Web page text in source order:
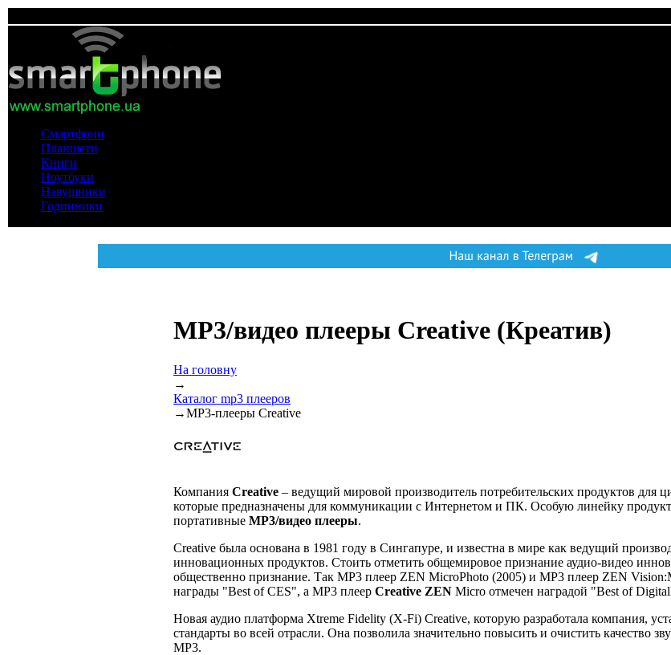
Смартфони
Планшети
Книги
Ноутбуки
Навушники
Годинники
MP3/видео плееры Creative (Креатив)
На головну
→
Каталог mp3 плееров
→MP3-плееры Creative
Компания Creative – ведущий мировой производитель потребительских продуктов для
которые предназначены для коммуникации с Интернетом и ПК. Особую линейку
портативные MP3/видео плееры.
Creative была основана в 1981 году в Сингапуре, и известна в мире как ведущий
инновационных продуктов. Стоить отметить общемировое признание аудио-видео
общественно признание. Так MP3 плеер ZEN MicroPhoto (2005) и MP3 плеер ZEN
награды "Best of CES", а MP3 плеер Creative ZEN Micro отмечен наградой "Best of
Новая аудио платформа Xtreme Fidelity (X-Fi) Creative, которую разработала компания,
стандарты во всей отрасли. Она позволила значительно повысить и очистить качество
MP3.